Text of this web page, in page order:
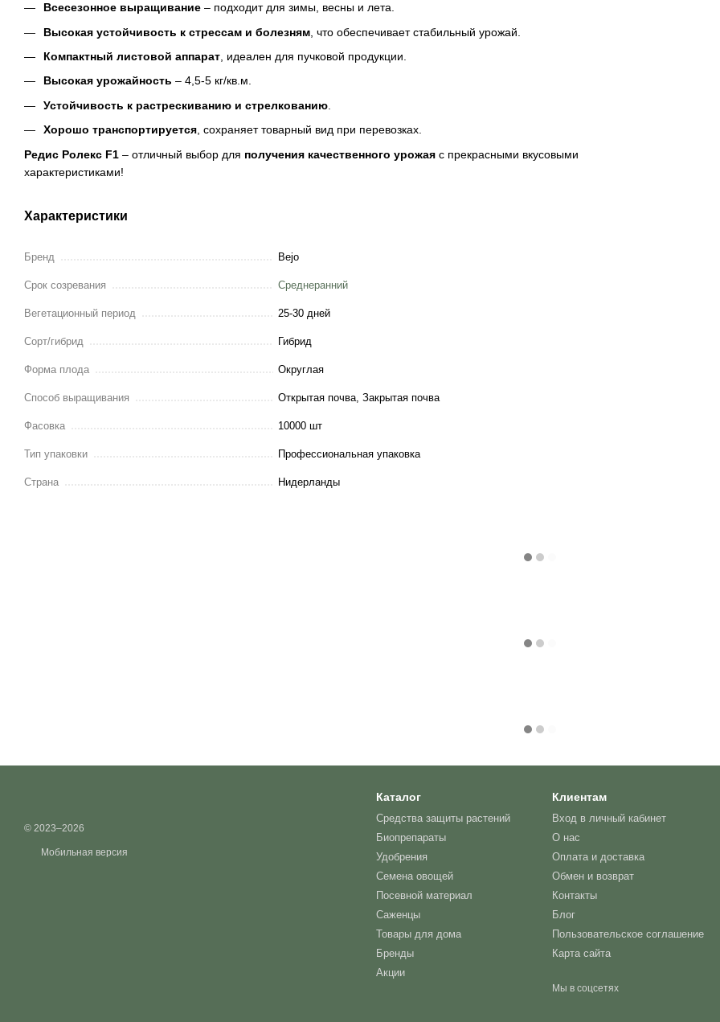
Всесезонное выращивание – подходит для зимы, весны и лета.
Высокая устойчивость к стрессам и болезням , что обеспечивает стабильный урожай.
Компактный листовой аппарат , идеален для пучковой продукции.
Высокая урожайность – 4,5-5 кг/кв.м.
Устойчивость к растрескиванию и стрелкованию
Хорошо транспортируется , сохраняет товарный вид при перевозках.
Редис Ролекс F1 – отличный выбор для получения качественного урожая с прекрасными вкусовыми
характеристиками!
Характеристики
Бренд Bejo
Срок созревания Среднеранний
Вегетационный период 25-30 дней
Сорт/гибрид Гибрид
Форма плода Округлая
Способ выращивания Открытая почва, Закрытая почва
Фасовка 10000 шт
Тип упаковки Профессиональная упаковка
Страна Нидерланды
© 2023–2026
Мобильная версия
Каталог
Средства защиты растений
Биопрепараты
Удобрения
Семена овощей
Посевной материал
Саженцы
Товары для дома
Бренды
Акции
Клиентам
Вход в личный кабинет
О нас
Оплата и доставка
Обмен и возврат
Контакты
Блог
Пользовательское соглашение
Карта сайта
Мы в соцсетях